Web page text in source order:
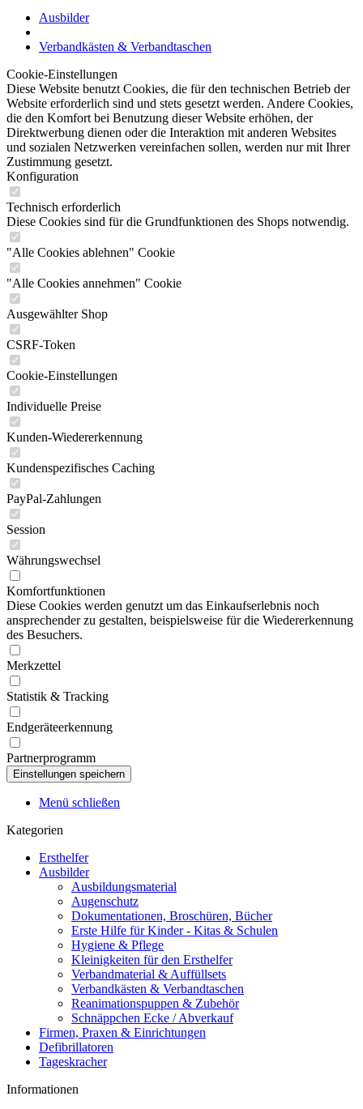
Ausbilder
Verbandkästen & Verbandtaschen
Cookie-Einstellungen
Diese Website benutzt Cookies, die für den technischen Betrieb der
Website erforderlich sind und stets gesetzt werden. Andere Cookies,
die den Komfort bei Benutzung dieser Website erhöhen, der
Direktwerbung dienen oder die Interaktion mit anderen Websites
und sozialen Netzwerken vereinfachen sollen, werden nur mit Ihrer
Zustimmung gesetzt.
Konfiguration
Technisch erforderlich
Diese Cookies sind für die Grundfunktionen des Shops notwendig.
"Alle Cookies ablehnen" Cookie
"Alle Cookies annehmen" Cookie
Ausgewählter Shop
CSRF-Token
Cookie-Einstellungen
Individuelle Preise
Kunden-Wiedererkennung
Kundenspezifisches Caching
PayPal-Zahlungen
Session
Währungswechsel
Komfortfunktionen
Diese Cookies werden genutzt um das Einkaufserlebnis noch
ansprechender zu gestalten, beispielsweise für die Wiedererkennung
des Besuchers.
Merkzettel
Statistik & Tracking
Endgeräteerkennung
Partnerprogramm
Menü schließen
Kategorien
Ersthelfer
Ausbilder
Ausbildungsmaterial
Augenschutz
Dokumentationen, Broschüren, Bücher
Erste Hilfe für Kinder - Kitas & Schulen
Hygiene & Pflege
Kleinigkeiten für den Ersthelfer
Verbandmaterial & Auffüllsets
Verbandkästen & Verbandtaschen
Reanimationspuppen & Zubehör
Schnäppchen Ecke / Abverkauf
Firmen, Praxen & Einrichtungen
Defibrillatoren
Tageskracher
Informationen